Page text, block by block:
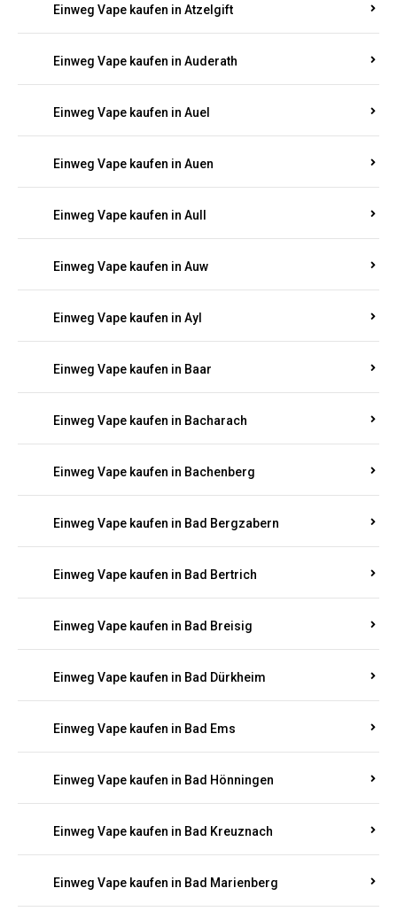
Einweg Vape kaufen in Atzelgift
Einweg Vape kaufen in Auderath
Einweg Vape kaufen in Auel
Einweg Vape kaufen in Auen
Einweg Vape kaufen in Aull
Einweg Vape kaufen in Auw
Einweg Vape kaufen in Ayl
Einweg Vape kaufen in Baar
Einweg Vape kaufen in Bacharach
Einweg Vape kaufen in Bachenberg
Einweg Vape kaufen in Bad Bergzabern
Einweg Vape kaufen in Bad Bertrich
Einweg Vape kaufen in Bad Breisig
Einweg Vape kaufen in Bad Dürkheim
Einweg Vape kaufen in Bad Ems
Einweg Vape kaufen in Bad Hönningen
Einweg Vape kaufen in Bad Kreuznach
Einweg Vape kaufen in Bad Marienberg